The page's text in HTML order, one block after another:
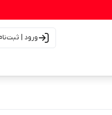
ورود |